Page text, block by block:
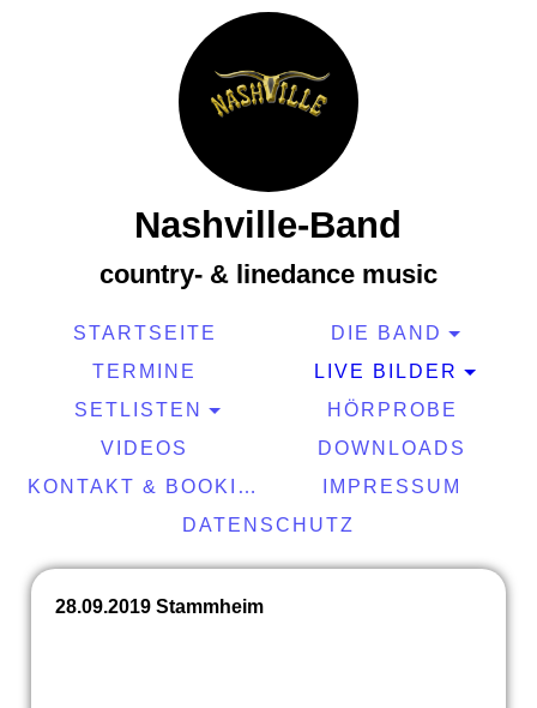
Nashville-Band
country- & linedance music
STARTSEITE
DIE BAND
TERMINE
LIVE BILDER
SETLISTEN
HÖRPROBE
VIDEOS
DOWNLOADS
KONTAKT & BOOKING
IMPRESSUM
DATENSCHUTZ
28.09.2019 Stammheim